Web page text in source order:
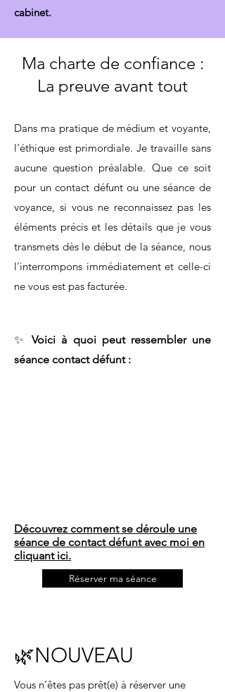
cabinet.
Ma charte de confiance :
La preuve avant tout
Dans ma pratique de médium et voyante,
l’éthique est primordiale. Je travaille sans
aucune question préalable. Que ce soit
pour un contact défunt ou une séance de
voyance, si vous ne reconnaissez pas les
éléments précis et les détails que je vous
transmets dès le début de la séance, nous
l'interrompons immédiatement et celle-ci
ne vous est pas facturée.
✨Voici à quoi peut ressembler une
séance contact défunt :
Découvrez comment se déroule une
séance de contact défunt avec moi en
cliquant ici.
Réserver ma séance
🌿NOUVEAU
Vous n’êtes pas prêt(e) à réserver une